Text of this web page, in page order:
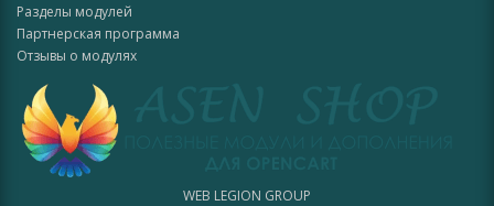
Разделы модулей
Партнерская программа
Отзывы о модулях
WEB LEGION GROUP